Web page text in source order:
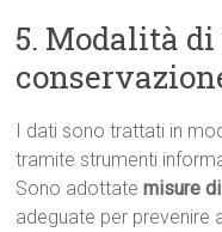
5. Modalità
I dati sono trattati in
tramite strumenti
Sono adottatemisure
adeguate per prevenire